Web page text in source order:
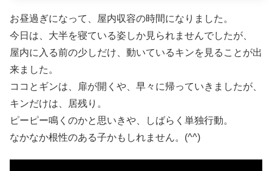
お昼過ぎになって、屋内収容の時間になりました。
今日は、大半を寝ている姿しか見られませんでしたが、
屋内に入る前の少しだけ、動いているキンを見ることが出
来ました。
ココとギンは、扉が開くや、早々に帰っていきましたが、
キンだけは、居残り。
ピーピー鳴くのかと思いきや、しばらく単独行動。
なかなか根性のある子かもしれません。(^^)